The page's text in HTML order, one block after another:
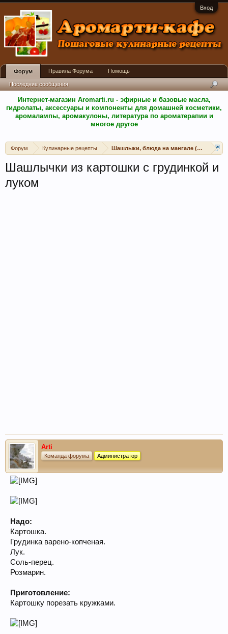
Вход
Интернет-магазин Aromarti.ru - эфирные и базовые масла,
гидролаты, аксессуары и компоненты для домашней косметики,
аромалампы, аромакулоны, литература по ароматерапии и
многое другое
Форум Кулинарные рецепты Шашлыки, блюда на мангале (открытом
Шашлычки из картошки с грудинкой и
луком
Arti
Команда форума Администратор
Надо:
Картошка.
Грудинка варено-копченая.
Лук.
Соль-перец.
Розмарин.
Приготовление:
Картошку порезать кружками.
Форум
Последние сообщения
Правила Форума Помощь